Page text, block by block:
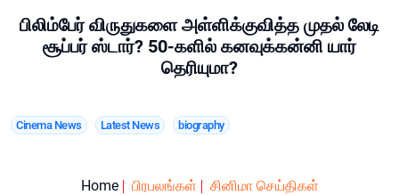
பிலிம்பேர் விருதுகளை அள்ளிக்குவித்த முதல் லேடி
சூப்பர் ஸ்டார்? 50-களில் கனவுக்கன்னி யார்
தெரியுமா?
Cinema News Latest News biography
Home பிரபலங்கள்
சினிமா செய்திகள்